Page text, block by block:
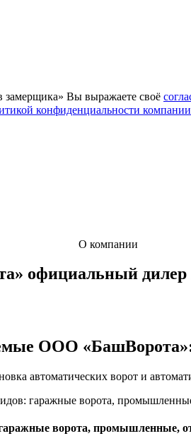
Вы выражаете своё
конфиденциальности компании
О компании
официальный
ООО
автоматических ворот и
ворота, промышленные,